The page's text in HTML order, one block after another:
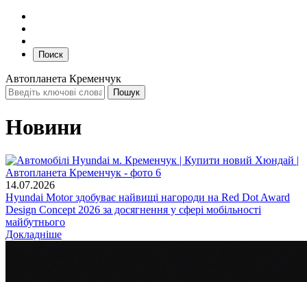
Поиск
Автопланета Кременчук
Новини
14.07.2026
Hyundai Motor здобуває найвищі нагороди на Red Dot Award
Design Concept 2026 за досягнення у сфері мобільності
майбутнього
Докладніше